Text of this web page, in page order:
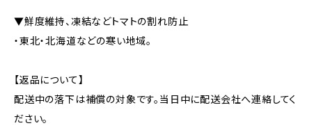
▼鮮度維持、凍結などトマトの割れ防止
・東北・北海道などの寒い地域。
【返品について】
配送中の落下は補償の対象です。当日中に配送会社へ連絡してく
ださい。